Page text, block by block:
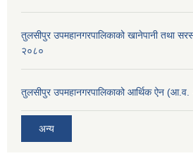
तुलसीपुर उपमहानगरपालिकाको खानेपानी तथा
२०८०
तुलसीपुर उपमहानगरपालिकाको आर्थिक ऐन
अन्य